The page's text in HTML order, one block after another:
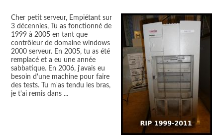
Cher petit serveur, Empiétant sur
3 décennies, Tu as fonctionné de
1999 à 2005 en tant que
contrôleur de domaine windows
2000 serveur. En 2005, tu as été
remplacé et a eu une année
sabbatique. En 2006, j'avais eu
besoin d'une machine pour faire
des tests. Tu m'as tendu les bras,
je t'ai remis dans ...